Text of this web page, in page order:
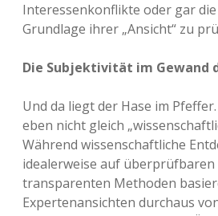
Interessenkonflikte oder gar
Grundlage ihrer „Ansicht“ zu
Die Subjektivität im Gewand
Und da liegt der Hase im
eben nicht gleich
Während wissenschaftliche
idealerweise auf überprüfbaren
transparenten Methoden
Expertenansichten durchaus